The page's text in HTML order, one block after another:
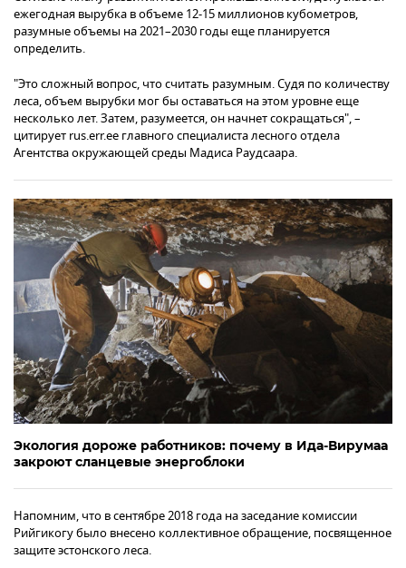
ежегодная вырубка в объеме 12-15 миллионов кубометров,
разумные объемы на 2021–2030 годы еще планируется
определить.
"Это сложный вопрос, что считать разумным. Судя по количеству
леса, объем вырубки мог бы оставаться на этом уровне еще
несколько лет. Затем, разумеется, он начнет сокращаться", –
цитирует rus.err.ee главного специалиста лесного отдела
Агентства окружающей среды Мадиса Раудсаара.
Экология дороже работников: почему в Ида-Вирумаа
закроют сланцевые энергоблоки
Напомним, что в сентябре 2018 года на заседание комиссии
Рийгикогу было внесено коллективное обращение, посвященное
защите эстонского леса.